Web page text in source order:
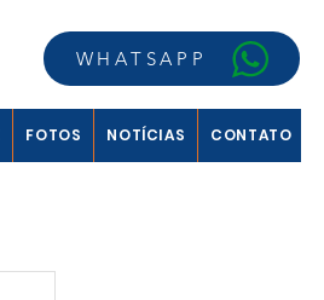
WHATSAPP
FOTOS NOTÍCIAS CONTATO